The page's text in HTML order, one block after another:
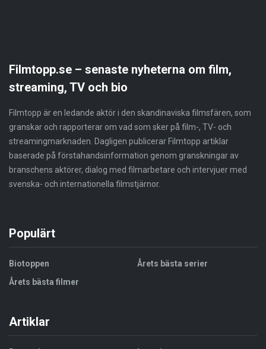
Filmtopp.se – senaste nyheterna om film,
streaming, TV och bio
Filmtopp är en ledande aktör i den skandinaviska filmsfären, som
granskar och rapporterar om vad som sker på film-, TV- och
streamingmarknaden. Dagligen publicerar Filmtopp artiklar
baserade på förstahandsinformation genom granskningar av
branschens aktörer, dialog med filmarbetare och intervjuer med
svenska- och internationella filmstjärnor.
Populärt
Biotoppen
Årets bästa filmer
Årets bästa serier
Artiklar